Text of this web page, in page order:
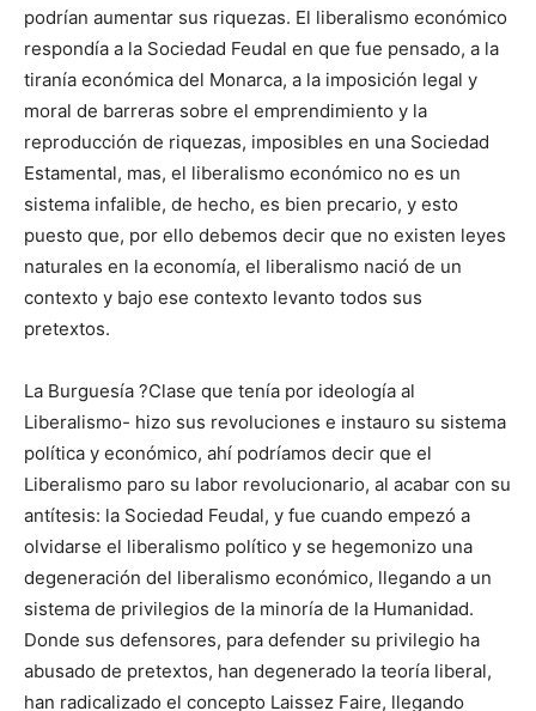
podrían aumentar sus riquezas. El liberalismo económico
respondía a la Sociedad Feudal en que fue pensado, a la
tiranía económica del Monarca, a la imposición legal y
moral de barreras sobre el emprendimiento y la
reproducción de riquezas, imposibles en una Sociedad
Estamental, mas, el liberalismo económico no es un
sistema infalible, de hecho, es bien precario, y esto
puesto que, por ello debemos decir que no existen leyes
naturales en la economía, el liberalismo nació de un
contexto y bajo ese contexto levanto todos sus
pretextos.
La Burguesía ?Clase que tenía por ideología al
Liberalismo- hizo sus revoluciones e instauro su sistema
política y económico, ahí podríamos decir que el
Liberalismo paro su labor revolucionario, al acabar con su
antítesis: la Sociedad Feudal, y fue cuando empezó a
olvidarse el liberalismo político y se hegemonizo una
degeneración del liberalismo económico, llegando a un
sistema de privilegios de la minoría de la Humanidad.
Donde sus defensores, para defender su privilegio ha
abusado de pretextos, han degenerado la teoría liberal,
han radicalizado el concepto Laissez Faire, llegando